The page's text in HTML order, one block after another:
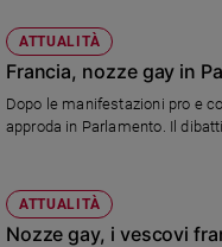
ATTUALITÀ
Francia, nozze gay in
Dopo le manifestazioni pro e
approda in Parlamento. Il
ATTUALITÀ
Nozze gay, i vescovi